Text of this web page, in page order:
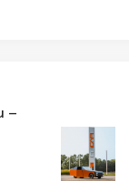
–